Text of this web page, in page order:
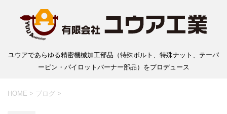
ユウアであらゆる精密機械加工部品（特殊ボルト、特殊ナット、テーパ
ーピン・パイロットバーナー部品）をプロデュース
HOME > ブログ >